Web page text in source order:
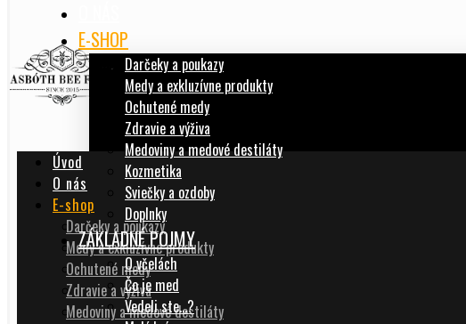
E-SHOP
Darčeky a poukazy
Medy a exkluzívne produkty
Ochutené medy
Zdravie a výživa
Medoviny a medové destiláty
Kozmetika
Sviečky a ozdoby
Doplnky
ZÁKLADNÉ POJMY
O včelách
Čo je med
Vedeli ste…?
Úvod
O nás
E-shop
Darčeky a poukazy
Medy a exkluzívne produkty
Ochutené medy
Zdravie a výživa
Medoviny a medové destiláty